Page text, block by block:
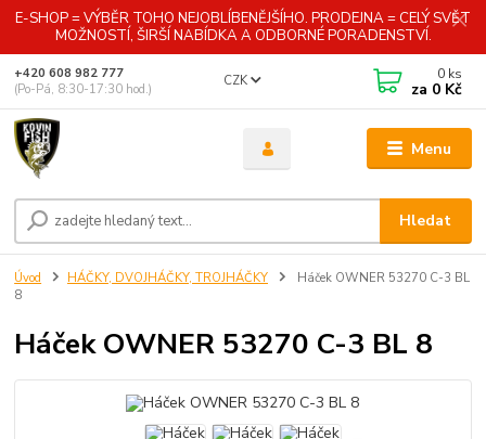
E-SHOP = VÝBĚR TOHO NEJOBLÍBENĚJŠÍHO. PRODEJNA = CELÝ SVĚT
MOŽNOSTÍ, ŠIRŠÍ NABÍDKA A ODBORNÉ PORADENSTVÍ.
Menu
CZK
Hledat
+420 608 982 777
(Po-Pá, 8:30-17:30 hod.)
0 ks
za 0 Kč
Úvod HÁČKY, DVOJHÁČKY, TROJHÁČKY
Háček OWNER 53270 C-3 BL
8
Háček OWNER 53270 C-3 BL 8